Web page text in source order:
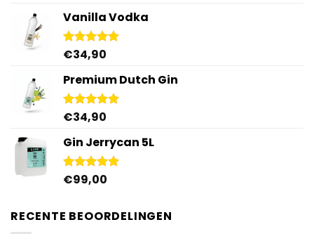
Vanilla Vodka
Gewaardeerd
uit 5
€34,90
Premium Dutch Gin
Gewaardeerd
uit 5
€34,90
Gin Jerrycan 5L
Gewaardeerd
uit 5
€99,00
RECENTE BEOORDELINGEN